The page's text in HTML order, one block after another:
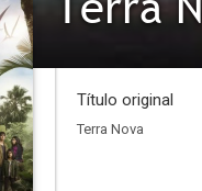
Título original
Terra Nova